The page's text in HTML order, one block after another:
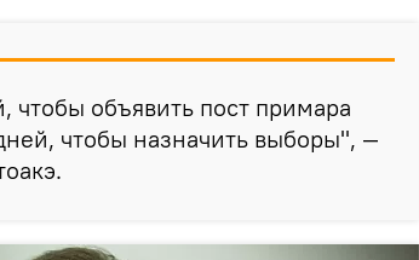
чтобы объявить пост примара
чтобы назначить выборы", —